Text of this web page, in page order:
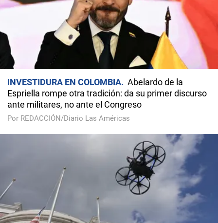
INVESTIDURA EN COLOMBIA
Abelardo de la
Espriella rompe otra tradición: da su primer discurso
ante militares, no ante el Congreso
Por REDACCIÓN/Diario Las Américas